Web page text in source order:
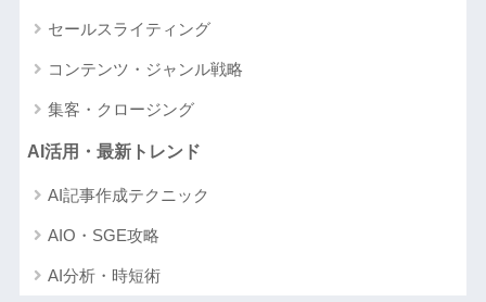
セールスライティング
コンテンツ・ジャンル戦略
集客・クロージング
AI活用・最新トレンド
AI記事作成テクニック
AIO・SGE攻略
AI分析・時短術